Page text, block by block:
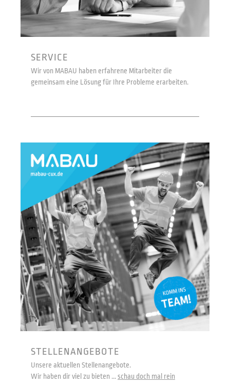
SERVICE
Wir von MABAU haben erfahrene Mitarbeiter die
gemeinsam eine Lösung für Ihre Probleme erarbeiten.
STELLENANGEBOTE
Unsere aktuellen Stellenangebote.
Wir haben dir viel zu bieten ...schau doch mal rein